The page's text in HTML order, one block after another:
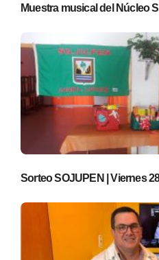
Muestra musical del Núcleo
Sorteo SOJUPEN | Viernes